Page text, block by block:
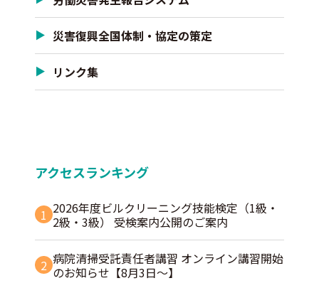
災害復興全国体制・協定の策定
リンク集
アクセスランキング
1 2026年度ビルクリーニング技能検定（1級・
2級・3級） 受検案内公開のご案内
2 病院清掃受託責任者講習 オンライン講習開始
のお知らせ【8月3日～】